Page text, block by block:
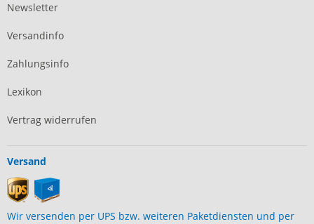
Newsletter
Versandinfo
Zahlungsinfo
Lexikon
Vertrag widerrufen
Versand
Wir versenden per UPS bzw. weiteren Paketdiensten und per